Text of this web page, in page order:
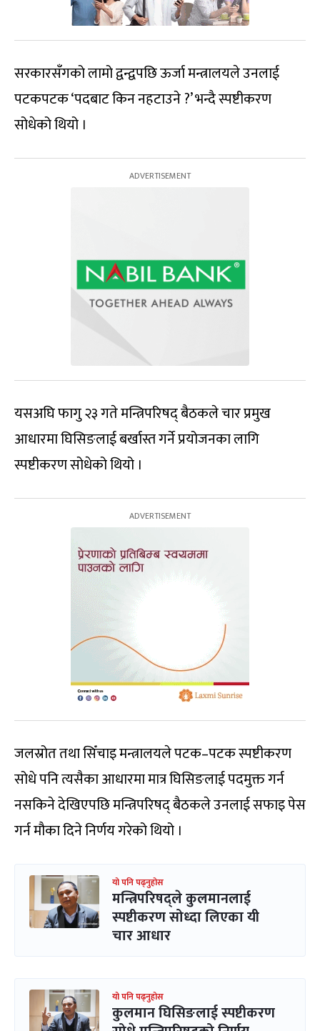
सरकारसँगको लामो द्वन्द्वपछि ऊर्जा मन्त्रालयले उनलाई
पटकपटक ‘पदबाट किन नहटाउने ?’ भन्दै स्पष्टीकरण
सोधेको थियो ।
यसअघि फागु २३ गते मन्त्रिपरिषद् बैठकले चार प्रमुख
आधारमा घिसिङलाई बर्खास्त गर्ने प्रयोजनका लागि
स्पष्टीकरण सोधेको थियो ।
जलस्रोत तथा सिँचाइ मन्त्रालयले पटक–पटक स्पष्टीकरण
सोधे पनि त्यसैका आधारमा मात्र घिसिङलाई पदमुक्त गर्न
नसकिने देखिएपछि मन्त्रिपरिषद् बैठकले उनलाई सफाइ पेस
गर्न मौका दिने निर्णय गरेको थियो ।
यो पनि पढ्नुहोस
मन्त्रिपरिषद्ले कुलमानलाई
स्पष्टीकरण सोध्दा लिएका यी
चार आधार
यो पनि पढ्नुहोस
कुलमान घिसिङलाई स्पष्टीकरण